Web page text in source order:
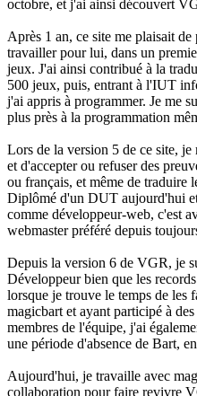
octobre, et j'ai ainsi découvert
Après 1 an, ce site me plaisait
travailler pour lui, dans un
jeux. J'ai ainsi contribué à la
500 jeux, puis, entrant à l'IUT
j'ai appris à programmer. Je me
plus près à la programmation
Lors de la version 5 de ce site,
et d'accepter ou refuser des
ou français, et même de traduire
Diplômé d'un DUT aujourd'hui
comme développeur-web, c'est
webmaster préféré depuis
Depuis la version 6 de VGR, je
Développeur bien que les
lorsque je trouve le temps de les
magicbart et ayant participé à
membres de l'équipe, j'ai
une période d'absence de Bart,
Aujourd'hui, je travaille avec
collaboration pour faire revivre